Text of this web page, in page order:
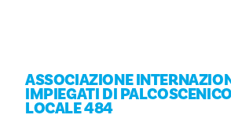
ASSOCIAZIONE
IMPIEGATI DI
LOCALE 484